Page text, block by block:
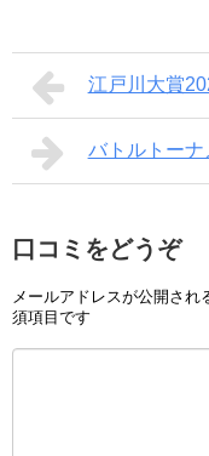
江戸川大賞
バトルトーナ
口コミをどうぞ
メールアドレスが公開され
須項目です